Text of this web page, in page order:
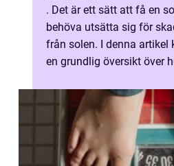
. Det är ett sätt att få en
behöva utsätta sig för
från solen. I denna artikel
en grundlig översikt över